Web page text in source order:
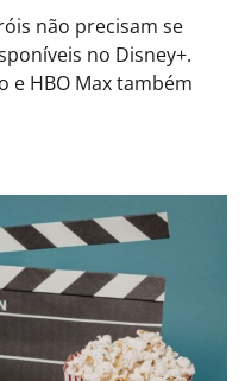
não precisam se
no Disney+.
e HBO Max também